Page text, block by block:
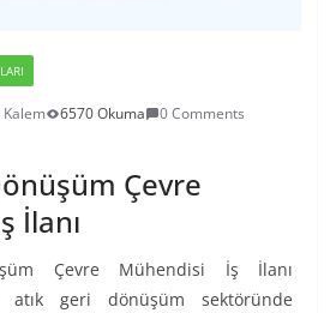
Kalem 6570 Okuma
0 Comments
Çevre
İlanı
Çevre Mühendisi İş İlanı
atık geri dönüşüm sektöründe